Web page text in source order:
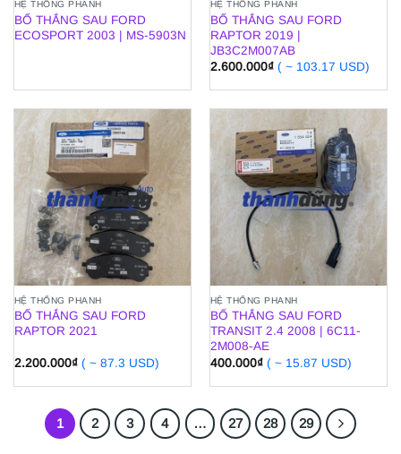
HỆ THỐNG PHANH
BỐ THẮNG SAU FORD
ECOSPORT 2003 | MS-5903N
HỆ THỐNG PHANH
BỐ THẮNG SAU FORD
RAPTOR 2019 |
JB3C2M007AB
2.600.000₫ ( ~ 103.17 USD)
HỆ THỐNG PHANH
BỐ THẮNG SAU FORD
RAPTOR 2021
2.200.000₫ ( ~ 87.3 USD)
HỆ THỐNG PHANH
BỐ THẮNG SAU FORD
TRANSIT 2.4 2008 | 6C11-
2M008-AE
400.000₫ ( ~ 15.87 USD)
1 2 3 4 … 27 28 29